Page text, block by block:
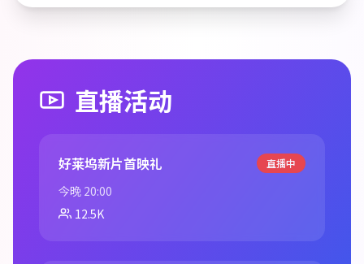
直播活动
好莱坞新片首映礼 直播中
今晚 20:00
12.5K